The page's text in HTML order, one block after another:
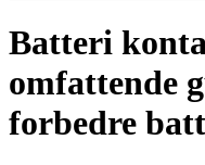
Batteri
omfattende
forbedre